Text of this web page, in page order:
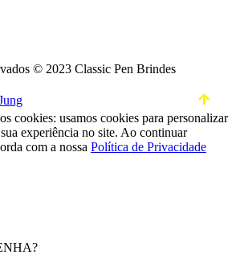
© 2023 Classic Pen Brindes
cookies: usamos cookies para personalizar
experiência no site. Ao continuar
com a nossa Política de Privacidade